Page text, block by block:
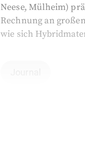
Neese, Mülheim)
Rechnung an
wie sich